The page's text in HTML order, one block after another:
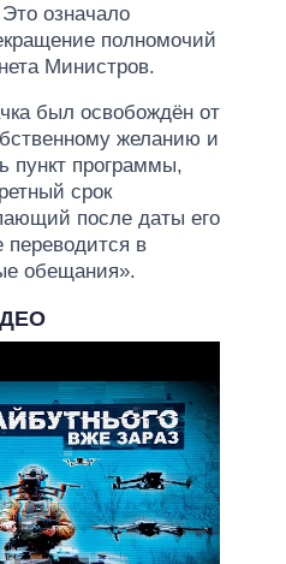
означало
полномочий
Министров.
был освобождён от
желанию и
пункт программы,
срок
после даты его
переводится в
обещания».